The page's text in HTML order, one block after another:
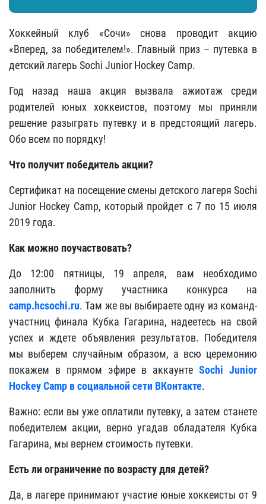
Хоккейный клуб «Сочи» снова проводит акцию
«Вперед, за победителем!». Главный приз – путевка в
детский лагерь Sochi Junior Hockey Camp.
Год назад наша акция вызвала ажиотаж среди
родителей юных хоккеистов, поэтому мы приняли
решение разыграть путевку и в предстоящий лагерь.
Обо всем по порядку!
Что получит победитель акции?
Сертификат на посещение смены детского лагеря Sochi
Junior Hockey Camp, который пройдет с 7 по 15 июля
2019 года.
Как можно поучаствовать?
До 12:00 пятницы, 19 апреля, вам необходимо
заполнить форму участника конкурса на
camp.hcsochi.ru. Там же вы выбираете одну из команд-
участниц финала Кубка Гагарина, надеетесь на свой
успех и ждете объявления результатов. Победителя
мы выберем случайным образом, а всю церемонию
покажем в прямом эфире в аккаунте Sochi Junior
Hockey Camp в социальной сети ВКонтакте.
Важно: если вы уже оплатили путевку, а затем станете
победителем акции, верно угадав обладателя Кубка
Гагарина, мы вернем стоимость путевки.
Есть ли ограничение по возрасту для детей?
Да, в лагере принимают участие юные хоккеисты от 9